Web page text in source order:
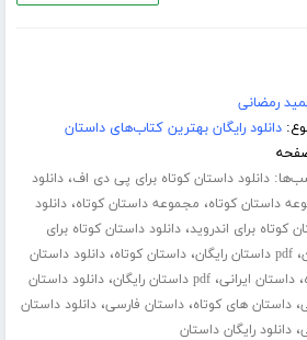
رمضانی
دانلود رایگان بهترین کتاب‌های داستان
دانلود داستان کوتاه برای پی دی اف،دانلود
داستان کوتاه، مجموعه داستان کوتاه،دانلود
کوتاه برای اندروید،دانلود داستان کوتاه برای
،pdf داستان رایگان ،داستان کوتاه،دانلود داستان
،داستان ایرانی،pdf داستان رایگان ،دانلود داستان
،داستان های کوتاه،داستان فارسی،دانلود داستان
،دانلود رایگان داستان